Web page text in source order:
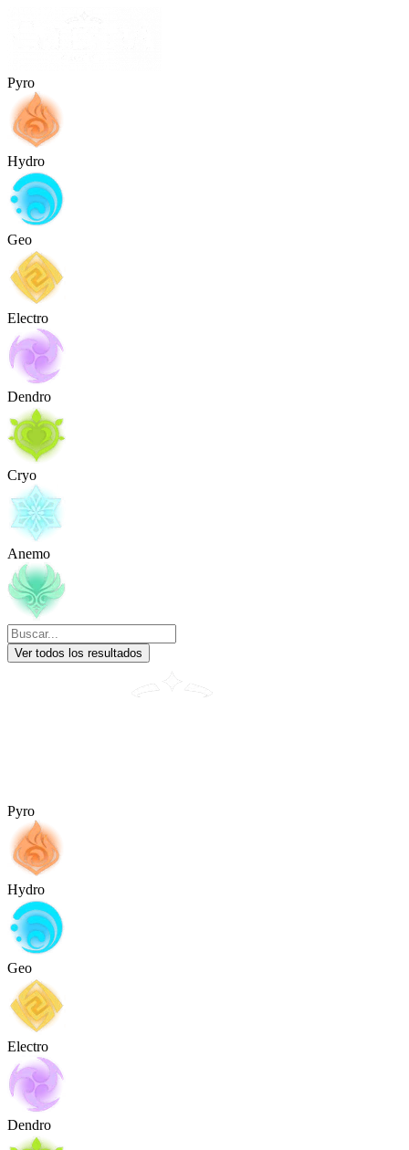
Pyro
Hydro
Geo
Electro
Dendro
Cryo
Anemo
Ver todos los resultados
Pyro
Hydro
Geo
Electro
Dendro